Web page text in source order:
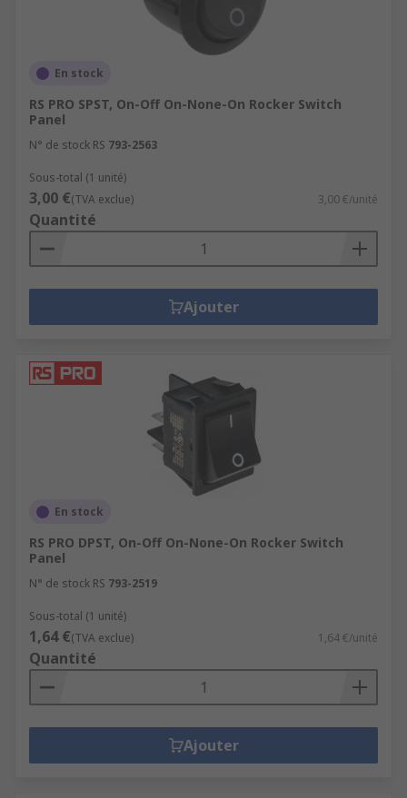
There are products available for specific use with
rocker switches including connectors, boots,
En stock
RS PRO SPST, On-Off On-None-On Rocker Switch
Panel
N° de stock RS 793-2563
Sous-total (1 unité)
3,00 €(TVA exclue) 3,00 €/unité
Quantité
Ajouter
En stock
RS PRO DPST, On-Off On-None-On Rocker Switch
Panel
N° de stock RS 793-2519
Sous-total (1 unité)
1,64 €(TVA exclue) 1,64 €/unité
Quantité
Ajouter